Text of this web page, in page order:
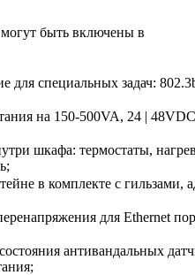
быть включены в
специальных задач:
на 150-500VA, 24 |
шкафа: термостаты,
в комплекте с гильзами,
для Ethernet
антивандальных